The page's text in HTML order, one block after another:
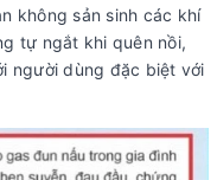
không sản sinh các khí
tự ngắt khi quên nồi,
người dùng đặc biệt với